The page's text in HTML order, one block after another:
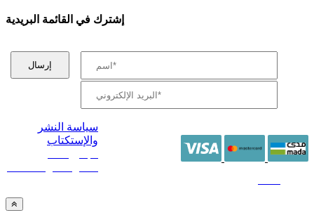
إشترك في القائمة البريدية
سياسة النشر
والإستكتاب